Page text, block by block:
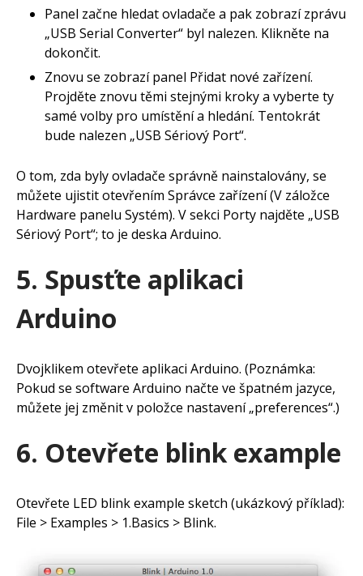
Panel začne hledat ovladače a pak zobrazí zprávu
„USB Serial Converter“ byl nalezen. Klikněte na
dokončit.
Znovu se zobrazí panel Přidat nové zařízení.
Projděte znovu těmi stejnými kroky a vyberte ty
samé volby pro umístění a hledání. Tentokrát
bude nalezen „USB Sériový Port“.
O tom, zda byly ovladače správně nainstalovány, se
můžete ujistit otevřením Správce zařízení (V záložce
Hardware panelu Systém). V sekci Porty najděte „USB
Sériový Port“; to je deska Arduino.
5. Spusťte aplikaci
Arduino
Dvojklikem otevřete aplikaci Arduino. (Poznámka:
Pokud se software Arduino načte ve špatném jazyce,
můžete jej změnit v položce nastavení „preferences“.)
6. Otevřete blink example
Otevřete LED blink example sketch (ukázkový příklad):
File > Examples > 1.Basics > Blink.